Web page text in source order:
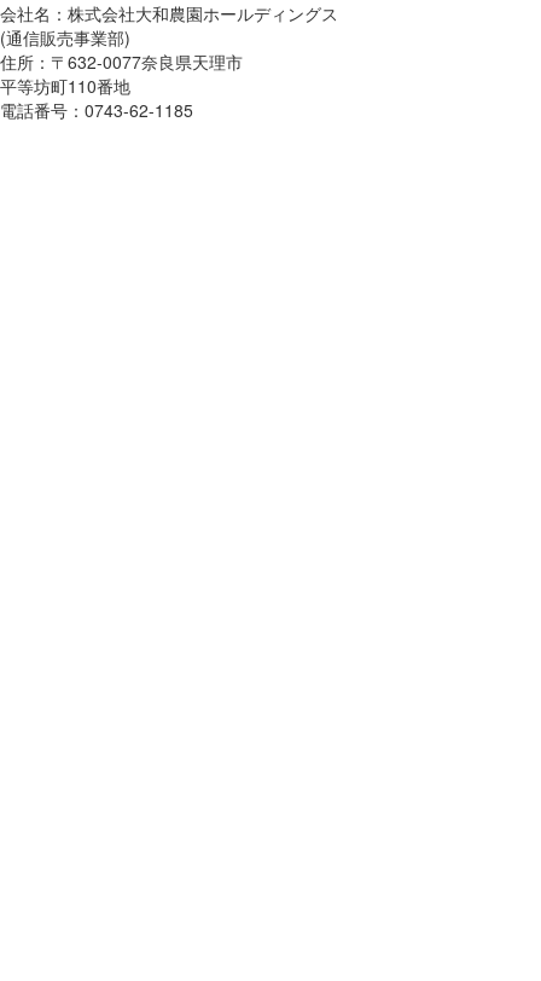
会社名：株式会社大和農園ホールディングス
(通信販売事業部)
住所：〒632-0077奈良県天理市
平等坊町110番地
電話番号：0743-62-1185